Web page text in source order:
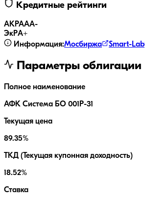
Кредитные рейтинги
АКРАAA-
ЭкРA+
Информация:Мосбиржа Smart-Lab
Параметры облигации
Полное наименование
АФК Система БО 001Р-31
Текущая цена
89.35%
ТКД (Текущая купонная доходность)
18.52%
Ставка